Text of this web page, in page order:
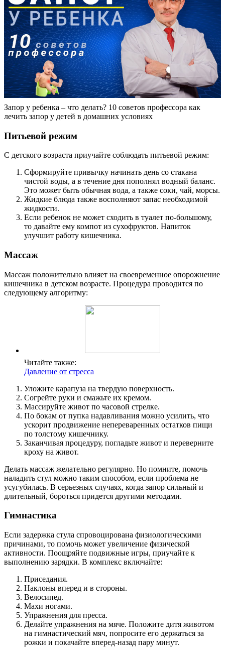
Запор у ребенка – что делать? 10 советов профессора как
лечить запор у детей в домашних условиях
Питьевой режим
С детского возраста приучайте соблюдать питьевой режим:
Сформируйте привычку начинать день со стакана
чистой воды, а в течение дня пополнял водный баланс.
Это может быть обычная вода, а также соки, чай, морсы.
Жидкие блюда также восполняют запас необходимой
жидкости.
Если ребенок не может сходить в туалет по-большому,
то давайте ему компот из сухофруктов. Напиток
улучшит работу кишечника.
Массаж
Массаж положительно влияет на своевременное опорожнение
кишечника в детском возрасте. Процедура проводится по
следующему алгоритму:
Читайте также:
Давление от стресса
Уложите карапуза на твердую поверхность.
Согрейте руки и смажьте их кремом.
Массируйте живот по часовой стрелке.
По бокам от пупка надавливания можно усилить, что
ускорит продвижение непереваренных остатков пищи
по толстому кишечнику.
Заканчивая процедуру, погладьте живот и переверните
кроху на живот.
Делать массаж желательно регулярно. Но помните, помочь
наладить стул можно таким способом, если проблема не
усугубилась. В серьезных случаях, когда запор сильный и
длительный, бороться придется другими методами.
Гимнастика
Если задержка стула спровоцирована физиологическими
причинами, то помочь может увеличение физической
активности. Поощряйте подвижные игры, приучайте к
выполнению зарядки. В комплекс включайте:
Приседания.
Наклоны вперед и в стороны.
Велосипед.
Махи ногами.
Упражнения для пресса.
Делайте упражнения на мяче. Положите дитя животом
на гимнастический мяч, попросите его держаться за
рожки и покачайте вперед-назад пару минут.